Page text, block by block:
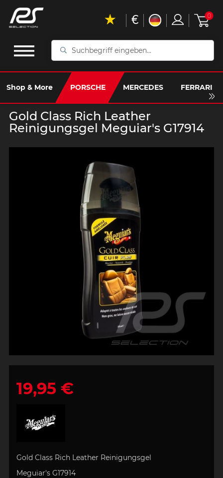
Suchbegriff
Shop & More PORSCHE MERCEDES FERRARI
€ 0
Gold Class Rich Leather
Reinigungsgel Meguiar's G17914
19,95 €
Gold Class Rich Leather Reinigungsgel
Meguiar's G17914